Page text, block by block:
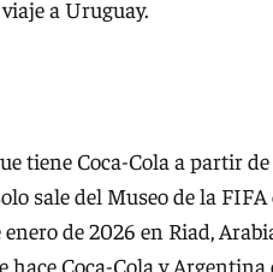
a Uruguay.
tiene Coca-Cola a partir de
sale del Museo de la FIFA
de 2026 en Riad,
hace Coca-Cola y Argentina